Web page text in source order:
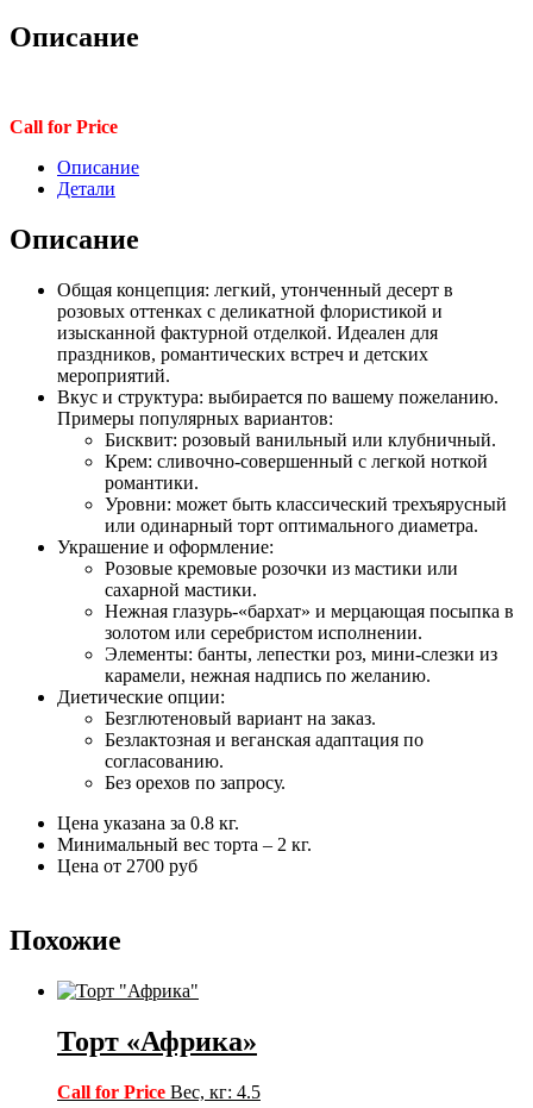
Описание
Call for Price
Описание
Детали
Описание
Общая концепция: легкий, утонченный десерт в
розовых оттенках с деликатной флористикой и
изысканной фактурной отделкой. Идеален для
праздников, романтических встреч и детских
мероприятий.
Вкус и структура: выбирается по вашему пожеланию.
Примеры популярных вариантов:
Бисквит: розовый ванильный или клубничный.
Крем: сливочно-совершенный с легкой ноткой
романтики.
Уровни: может быть классический трехъярусный
или одинарный торт оптимального диаметра.
Украшение и оформление:
Розовые кремовые розочки из мастики или
сахарной мастики.
Нежная глазурь-«бархат» и мерцающая посыпка в
золотом или серебристом исполнении.
Элементы: банты, лепестки роз, мини-слезки из
карамели, нежная надпись по желанию.
Диетические опции:
Безглютеновый вариант на заказ.
Безлактозная и веганская адаптация по
согласованию.
Без орехов по запросу.
Цена указана за 0.8 кг.
Минимальный вес торта – 2 кг.
Цена от 2700 руб
Похожие
Торт «Африка»
Call for Price Вес, кг: 4.5